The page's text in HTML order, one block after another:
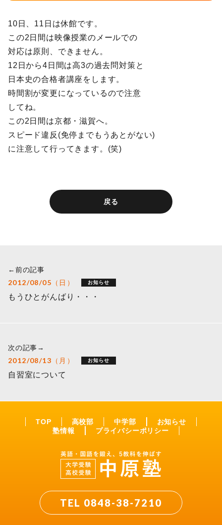
10日、11日は休館です。
この2日間は映像授業のメールでの
対応は原則、できません。
12日から4日間は高3の過去問対策と
日本史の合格者講座をします。
時間割が変更になっているので注意
してね。
この2日間は京都・滋賀へ。
スピード違反(免停までもうあとがない)
に注意して行ってきます。(笑)
戻る
←前の記事
2012/08/05（日） お知らせ
もうひとがんばり・・・
次の記事→
2012/08/13（月） お知らせ
自習室について
TOP 高校部 中学部
お知らせ
塾情報
プライバシーポリシー
TEL 0848-38-7210